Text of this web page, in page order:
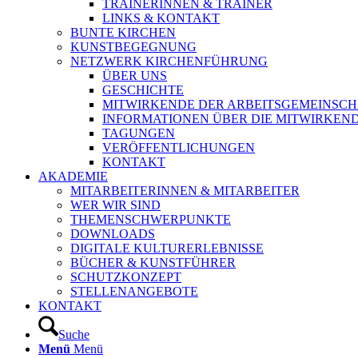
TRAINERINNEN & TRAINER
LINKS & KONTAKT
BUNTE KIRCHEN
KUNSTBEGEGNUNG
NETZWERK KIRCHENFÜHRUNG
ÜBER UNS
GESCHICHTE
MITWIRKENDE DER
INFORMATIONEN ÜBER DIE
TAGUNGEN
VERÖFFENTLICHUNGEN
KONTAKT
AKADEMIE
MITARBEITERINNEN & MITARBEITER
WER WIR SIND
THEMENSCHWERPUNKTE
DOWNLOADS
DIGITALE KULTURERLEBNISSE
BÜCHER & KUNSTFÜHRER
SCHUTZKONZEPT
STELLENANGEBOTE
KONTAKT
Suche
Menü Menü